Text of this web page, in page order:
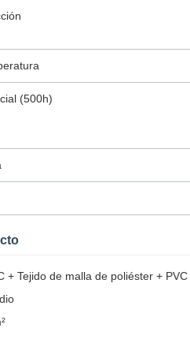
(500h)
+ Tejido de malla de poliéster + PVC